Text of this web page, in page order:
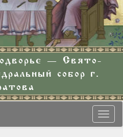
— Свято-
собор г.